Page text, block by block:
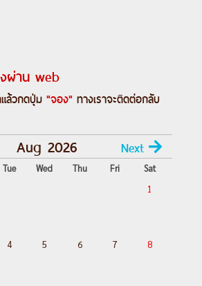
กรรมเต็มวัน
1 DAY TRIP หลุมฟ้า +
CREATIVE PARK-เช็คอิน
จัตุรัสราฟเฟิล-ห้าง THE
ชิ่ง (สนามบินฉงชิ่งเจียงเป่ย)-
ผ่าน web
ล้วกดปุ่ม "จอง" ทางเราจะติดต่อกลับ
Aug 2026 Next
Tue Wed Thu Fri
Sat
1
4 5 6 7 8